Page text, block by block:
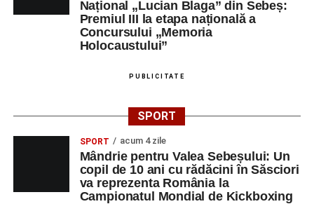
Național „Lucian Blaga” din Sebeș:
Premiul III la etapa națională a
Concursului „Memoria
Holocaustului”
PUBLICITATE
SPORT
SPORT acum 4 zile
Mândrie pentru Valea Sebeșului: Un
copil de 10 ani cu rădăcini în Săsciori
va reprezenta România la
Campionatul Mondial de Kickboxing